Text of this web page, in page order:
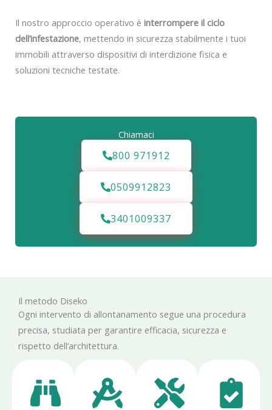
Il nostro approccio operativo è interrompere il ciclo
dell’infestazione, mettendo in sicurezza stabilmente i tuoi
immobili attraverso dispositivi di interdizione fisica e
soluzioni tecniche testate.
Chiamaci
800 971912
0509912823
3401009337
Il metodo Diseko
Ogni intervento di allontanamento segue una procedura
precisa, studiata per garantire efficacia, sicurezza e
rispetto dell’architettura.